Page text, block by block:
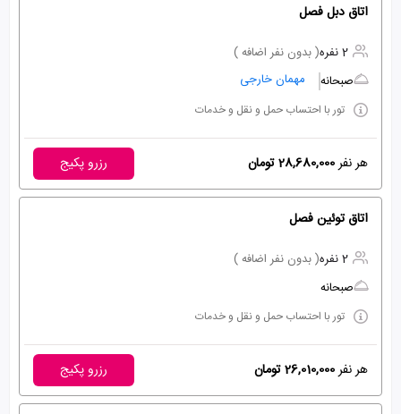
اتاق دبل فصل
2 نفره
( بدون نفر اضافه )
صبحانه
مهمان خارجی
تور با احتساب حمل و نقل و خدمات
هر نفر28,680,000 تومان رزرو پکیج
اتاق توئین فصل
2 نفره
( بدون نفر اضافه )
صبحانه
تور با احتساب حمل و نقل و خدمات
هر نفر26,010,000 تومان رزرو پکیج